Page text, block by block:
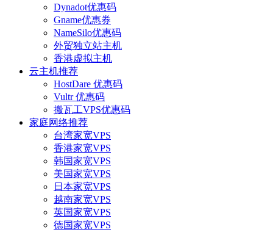
Dynadot优惠码
Gname优惠券
NameSilo优惠码
外贸独立站主机
香港虚拟主机
云主机推荐
HostDare 优惠码
Vultr 优惠码
搬瓦工VPS优惠码
家庭网络推荐
台湾家宽VPS
香港家宽VPS
韩国家宽VPS
美国家宽VPS
日本家宽VPS
越南家宽VPS
英国家宽VPS
德国家宽VPS